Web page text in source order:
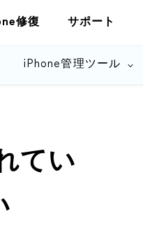
修復 サポート
iPhone管理ツール
てい